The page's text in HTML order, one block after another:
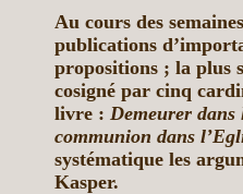
Au cours des
publications
propositions ; la plus
cosigné par cinq
livre : Demeurer
communion dans
systématique les
Kasper.